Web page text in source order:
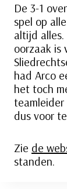
De 3-1
spel op
altijd
oorzaak is
had Arco
het toch
teamleider
dus voor
Zie de
standen.